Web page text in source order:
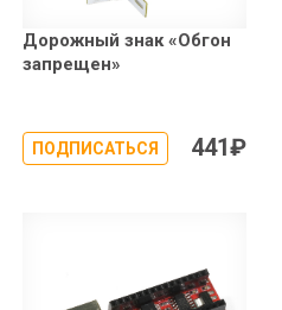
Дорожный знак «Обгон
запрещен»
ПОДПИСАТЬСЯ 441₽